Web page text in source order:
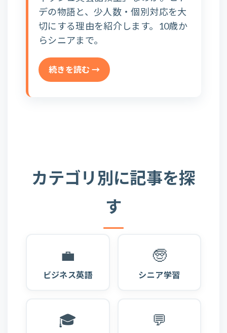
デの物語と、少人数・個別対応を大
切にする理由を紹介します。10歳か
らシニアまで。
続きを読む →
カテゴリ別に記事を探
す
💼
ビジネス英語
🧓
シニア学習
🎓 💬